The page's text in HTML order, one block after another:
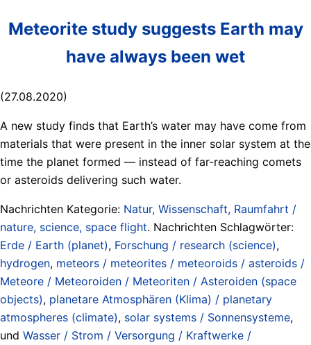
Meteorite study suggests Earth may
have always been wet
(27.08.2020)
A new study finds that Earth’s water may have come from
materials that were present in the inner solar system at the
time the planet formed — instead of far-reaching comets
or asteroids delivering such water.
Nachrichten Kategorie: Natur, Wissenschaft, Raumfahrt /
nature, science, space flight. Nachrichten Schlagwörter:
Erde / Earth (planet), Forschung / research (science),
hydrogen, meteors / meteorites / meteoroids / asteroids /
Meteore / Meteoroiden / Meteoriten / Asteroiden (space
objects), planetare Atmosphären (Klima) / planetary
atmospheres (climate), solar systems / Sonnensysteme,
und Wasser / Strom / Versorgung / Kraftwerke /